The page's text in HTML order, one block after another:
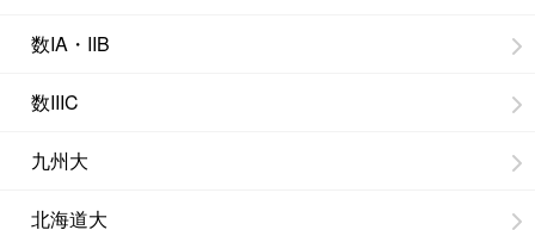
数IA・IIB
数IIIC
九州大
北海道大